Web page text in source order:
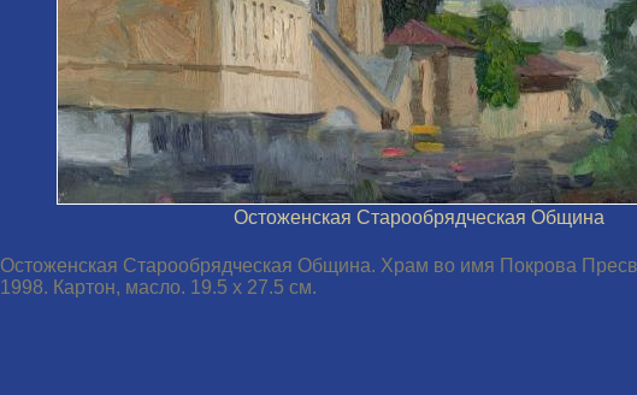
Остоженская Старообрядческая Община
Остоженская Старообрядческая Община. Храм во имя Покрова
1998. Картон, масло. 19.5 х 27.5 см.